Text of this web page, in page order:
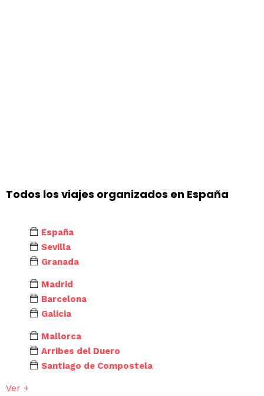
Todos los viajes organizados en España
España
Sevilla
Granada
Madrid
Barcelona
Galicia
Mallorca
Arribes del Duero
Santiago de Compostela
Ver +